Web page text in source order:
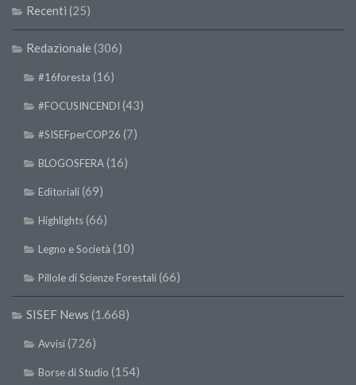
PDF
SISEF Notebook (Rassegna Stampa)
SISEF@Facebook
@SISEF Tweets
@ForestTweeting
SISEF Publishing
Redazione SISEF.ORG
Credits
Recenti (25)
Redazionale (306)
#16foresta (16)
#FOCUSINCENDI (43)
#SISEFperCOP26 (7)
BLOGOSFERA(16)
Editoriali(69)
Highlights(66)
Legno e Società (10)
Pillole di Scienze Forestali(66)
SISEF News (1.668)
Avvisi(726)
Borse di Studio (154)